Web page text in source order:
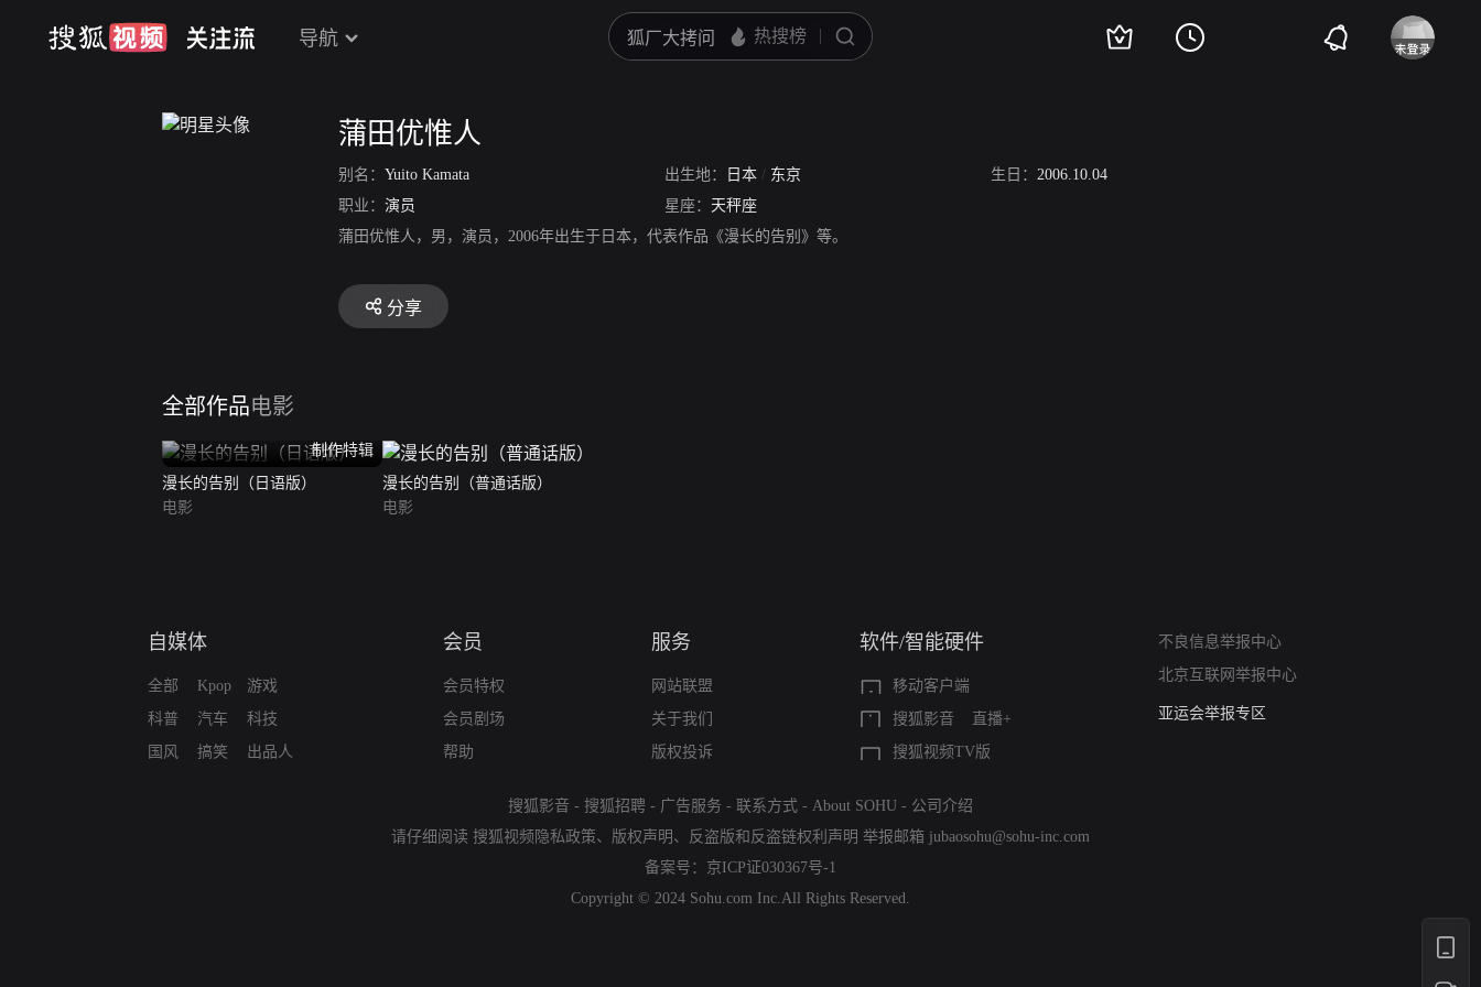
导航
蒲田优惟人
别名： Yuito Kamata 出生地： 日本 / 东京 生日： 2006.10.04
职业： 演员 星座： 天秤座
蒲田优惟人，男，演员，2006年出生于日本，代表作品《漫长的告别》等。
分享
全部作品电影
制作特辑
漫长的告别（日语版）
电影
漫长的告别（普通话版）
电影
自媒体
全部
科普
国风
Kpop
汽车
搞笑
游戏
科技
出品人
会员
会员特权
会员剧场
帮助
服务
网站联盟
关于我们
版权投诉
软件/智能硬件
移动客户端
搜狐影音
直播+
搜狐视频TV版
不良信息举报中心
北京互联网举报中心
算法推荐专项举报
亚运会举报专区
搜狐影音 - 搜狐招聘 - 广告服务 - 联系方式 - About SOHU - 公司介绍
请仔细阅读 搜狐视频隐私政策、 版权声明 、 反盗版和反盗链权利声明 举报邮箱 jubaosohu@sohu-inc.com
备案号： 京ICP证030367号-1
Copyright © 2024 Sohu.com Inc.All Rights Reserved.